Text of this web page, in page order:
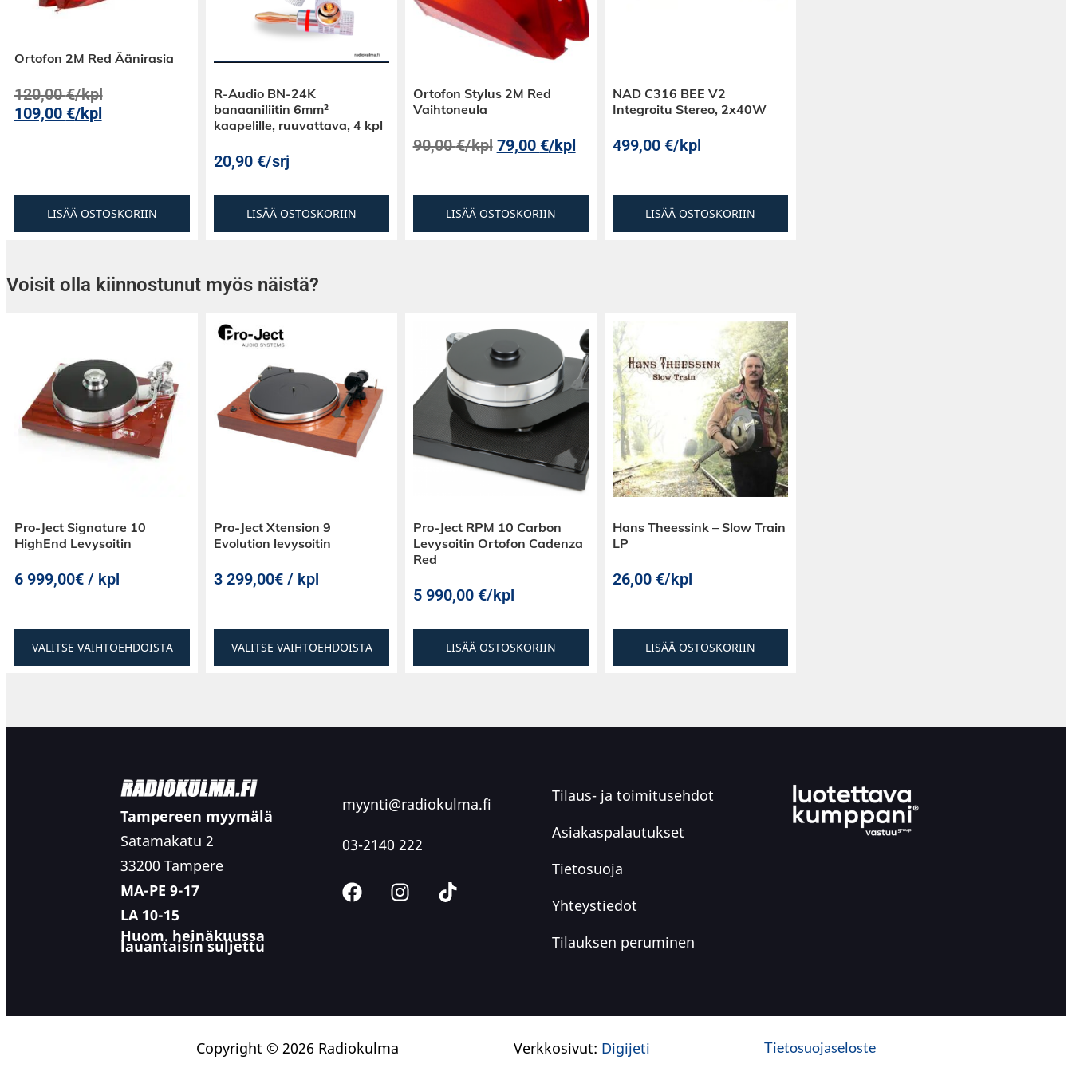
Ortofon 2M Red Äänirasia
120,00€/kpl
109,00 €/kpl
LISÄÄ OSTOSKORIIN
R-Audio BN-24K
banaaniliitin 6mm²
kaapelille, ruuvattava, 4 kpl
20,90 €/srj
LISÄÄ OSTOSKORIIN
Ortofon Stylus 2M Red
Vaihtoneula
90,00€/kpl 79,00 €/kpl
LISÄÄ OSTOSKORIIN
NAD C316 BEE V2
Integroitu Stereo, 2x40W
499,00 €/kpl
LISÄÄ OSTOSKORIIN
Voisit olla kiinnostunut myös näistä?
Pro-Ject Signature 10
HighEnd Levysoitin
6 999,00€ / kpl
VALITSE VAIHTOEHDOISTA
Pro-Ject Xtension 9
Evolution levysoitin
3 299,00€ / kpl
VALITSE VAIHTOEHDOISTA
Pro-Ject RPM 10 Carbon
Levysoitin Ortofon Cadenza
Red
5 990,00 €/kpl
LISÄÄ OSTOSKORIIN
Hans Theessink – Slow Train
LP
26,00 €/kpl
LISÄÄ OSTOSKORIIN
Tampereen myymälä
Satamakatu 2
33200 Tampere
MA-PE 9-17
LA 10-15
Huom. heinäkuussa
lauantaisin suljettu
myynti@radiokulma.fi
03-2140 222
Tilaus- ja toimitusehdot
Asiakaspalautukset
Tietosuoja
Yhteystiedot
Tilauksen peruminen
Copyright © 2026 Radiokulma Verkkosivut: Digijeti Tietosuojaseloste